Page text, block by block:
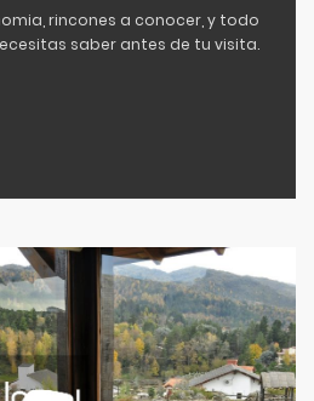
rincones a conocer, y todo
saber antes de tu visita.